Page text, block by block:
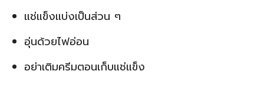
แช่แข็งแบ่งเป็นส่วน ๆ
อุ่นด้วยไฟอ่อน
อย่าเติมครีมตอนเก็บแช่แข็ง